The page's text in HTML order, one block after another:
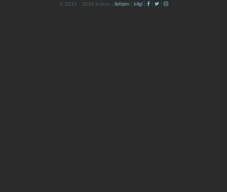
© 2016 - 2024 kulzos | iletişim| bilgi| | |